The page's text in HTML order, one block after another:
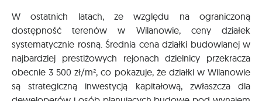
W ostatnich latach, ze względu na ograniczoną
dostępność terenów w Wilanowie, ceny działek
systematycznie rosną. Średnia cena działki budowlanej w
najbardziej prestiżowych rejonach dzielnicy przekracza
obecnie 3 500 zł/m², co pokazuje, że działki w Wilanowie
są strategiczną inwestycją kapitałową, zwłaszcza dla